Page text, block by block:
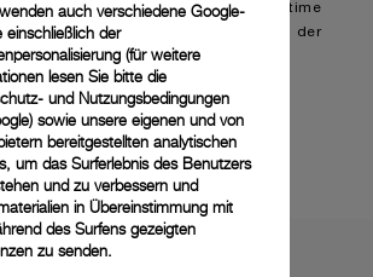
legendären Mike Horn. Eine intime
Innovation und Tradition im Zeichen der
von Panerai.
ABONNIEREN MEHR
Newsletter
auch verschiedene Google-
einschließlich der
(für weitere
lesen Sie bitte die
und Nutzungsbedingungen
) sowie unsere eigenen und von
bereitgestellten analytischen
um das Surferlebnis des Benutzers
und zu verbessern und
in Übereinstimmung mit
des Surfens gezeigten
zu senden.